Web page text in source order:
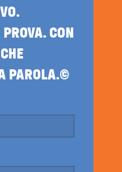
CON
PAROLA.©